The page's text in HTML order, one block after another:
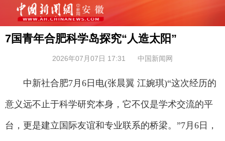
7国青年合肥科学岛探究“人造太阳”
2026年07月07日 17:31 中国新闻网
中新社合肥7月6日电(张晨翼 江婉琪)“这次经历的
意义远不止于科学研究本身，它不仅是学术交流的平
台，更是建立国际友谊和专业联系的桥梁。”7月6日，